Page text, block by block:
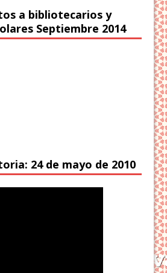
a bibliotecarios y
Septiembre 2014
24 de mayo de 2010